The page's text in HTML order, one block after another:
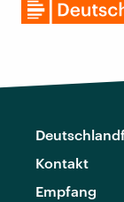
Kontakt
Empfang